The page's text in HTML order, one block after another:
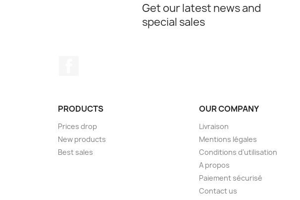
Get our latest news and
special sales
PRODUCTS
Prices drop
New products
Best sales
OUR COMPANY
Livraison
Mentions légales
Conditions d'utilisation
A propos
Paiement sécurisé
Contact us